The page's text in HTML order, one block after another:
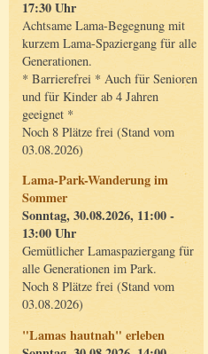
17:30 Uhr
Achtsame Lama-Begegnung mit
kurzem Lama-Spaziergang für alle
Generationen.
* Barrierefrei * Auch für Senioren
und für Kinder ab 4 Jahren
geeignet *
Noch 8 Plätze frei (Stand vom
03.08.2026)
Lama-Park-Wanderung im
Sommer
Sonntag, 30.08.2026, 11:00 -
13:00 Uhr
Gemütlicher Lamaspaziergang für
alle Generationen im Park.
Noch 8 Plätze frei (Stand vom
03.08.2026)
"Lamas hautnah" erleben